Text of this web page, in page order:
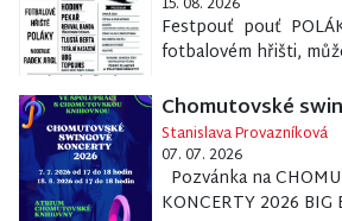
Festpouť pouť
fotbalovém hřišti,
Chomutovské
Stanislava Provazníková
07. 07. 2026
Pozvánka na
KONCERTY 2026 BIG